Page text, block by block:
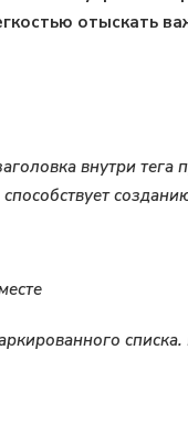
отыскать
внутри тега